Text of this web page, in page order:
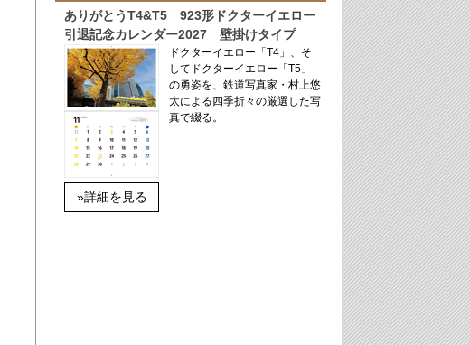
ありがとうT4&T5 923形ドクターイエロー
引退記念カレンダー2027 壁掛けタイプ
»詳細を見る
ドクターイエロー「T4」、そ
してドクターイエロー「T5」
の勇姿を、鉄道写真家・村上悠
太による四季折々の厳選した写
真で綴る。